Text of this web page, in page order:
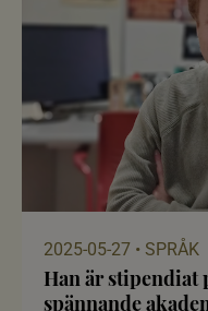
2025-05-27 • SPRÅK
Han är stipendiat
spännande